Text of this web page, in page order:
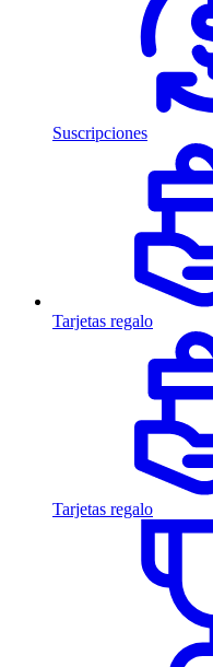
Suscripciones
Tarjetas regalo
Tarjetas regalo